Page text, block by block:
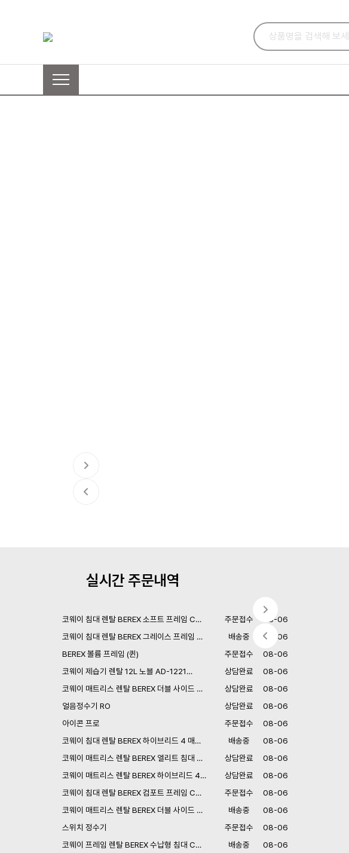
실시간 주문내역
코웨이 침대 렌탈 BEREX 소프트 프레임 C… 주문접수
08-06
코웨이 침대 렌탈 BEREX 그레이스 프레임 …
배송중
08-06
BEREX 볼륨 프레임 (퀸)
주문접수
08-06
코웨이 제습기 렌탈 12L 노블 AD-1221…
상담완료
08-06
코웨이 매트리스 렌탈 BEREX 더블 사이드 …
상담완료
08-06
얼음정수기 RO
상담완료
08-06
아이콘 프로
주문접수
08-06
코웨이 침대 렌탈 BEREX 하이브리드 4 매…
배송중
08-06
코웨이 매트리스 렌탈 BEREX 엘리트 침대 …
상담완료
08-06
코웨이 매트리스 렌탈 BEREX 하이브리드 4…
상담완료
08-06
코웨이 침대 렌탈 BEREX 컴포트 프레임 C…
주문접수
08-06
코웨이 매트리스 렌탈 BEREX 더블 사이드 …
배송중
08-06
스위치 정수기
주문접수
08-06
코웨이 프레임 렌탈 BEREX 수납형 침대 C…
배송중
08-06